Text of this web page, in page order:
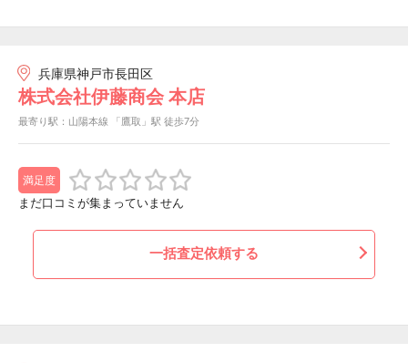
兵庫県神戸市長田区
株式会社伊藤商会 本店
最寄り駅：山陽本線 「鷹取」駅 徒歩7分
満足度
まだ口コミが集まっていません
一括査定依頼する